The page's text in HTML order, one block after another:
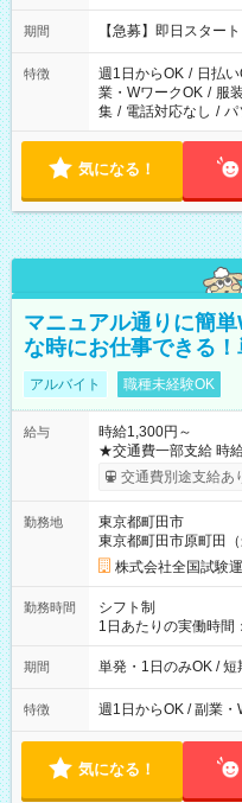
・13：00～22：00
期間 【急募】即日スター
特徴 週1日からOK / 日払
業・WワークOK / 服
集 / 電話対応なし / パ
気になる！
マニュアル通りに簡
な時にお仕事できる
アルバイト 職種未経験OK
給与
時給1,300円～
★交通費一部支給 時給1,300円～ ※試験・役割により手当あり
※勤務回数により昇
り！】 希望される場
例】 ・河合塾模擬試
×8時間＝日収10,400
円の場合あり ・国家
円（役割手当＋100円）
間】試用期間なし
交通費別途支給あ
勤務地
東京都町田市
東京都町田市原町田（
株式会社全国試験
勤務時間
シフト制
1日あたりの実働時
間は 試験により異
期間 単発・1日のみOK / 短
特徴 週1日からOK / 副業
気になる！